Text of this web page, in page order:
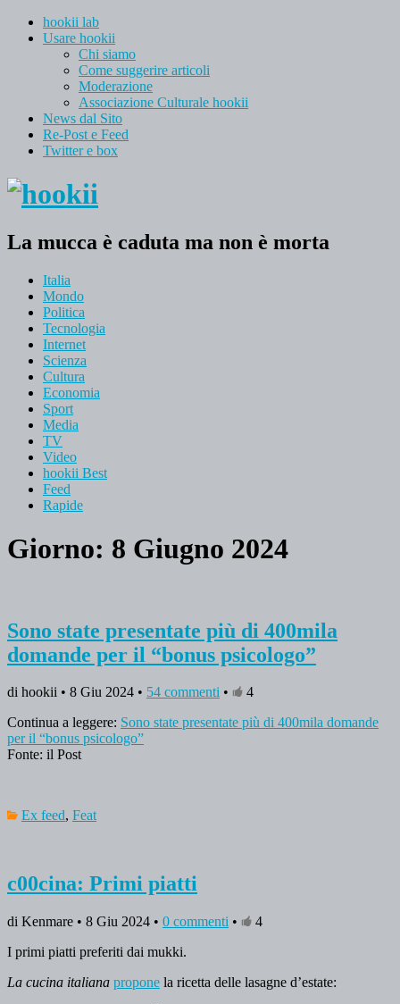
hookii lab
Usare hookii
Chi siamo
Come suggerire articoli
Moderazione
Associazione Culturale hookii
News dal Sito
Re-Post e Feed
Twitter e box
La mucca è caduta ma non è morta
Italia
Mondo
Politica
Tecnologia
Internet
Scienza
Cultura
Economia
Sport
Media
TV
Video
hookii Best
Feed
Rapide
Giorno: 8 Giugno 2024
Sono state presentate più di 400mila
domande per il “bonus psicologo”
di hookii • 8 Giu 2024 • 54 commenti •
4
Continua a leggere: Sono state presentate più di 400mila domande
per il “bonus psicologo”
Fonte: il Post
Ex feed, Feat
c00cina: Primi piatti
di Kenmare • 8 Giu 2024 • 0 commenti •
4
I primi piatti preferiti dai mukki.
La cucina italiana propone la ricetta delle lasagne d’estate: